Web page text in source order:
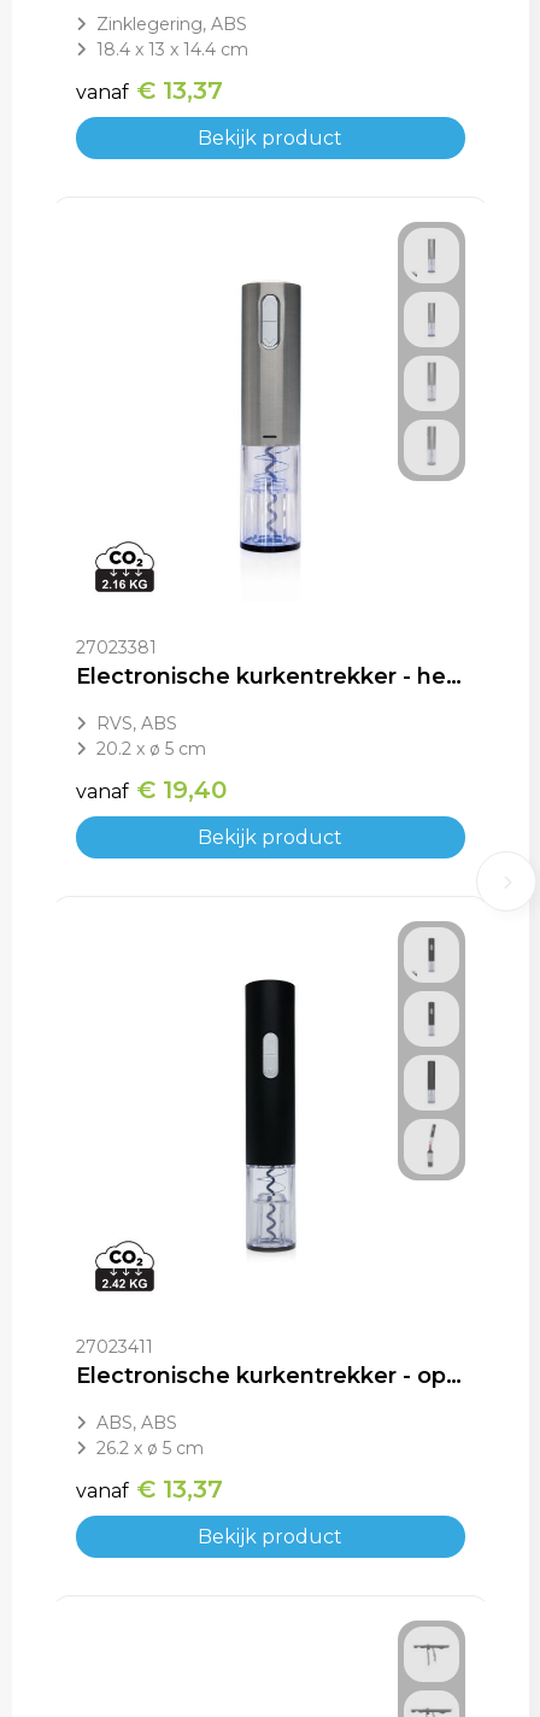
Zinklegering, ABS
18.4 x 13 x 14.4 cm
vanaf € 13,37
Bekijk product
27023381
Electronische kurkentrekker - herlaadbaar via USB
RVS, ABS
20.2 x ø 5 cm
vanaf € 19,40
Bekijk product
27023411
Electronische kurkentrekker - op batterijen
ABS, ABS
26.2 x ø 5 cm
vanaf € 13,37
Bekijk product